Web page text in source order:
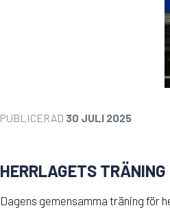
PUBLICERAD 30 JULI 2025
HERRLAGETS
Dagens gemensamma träning för